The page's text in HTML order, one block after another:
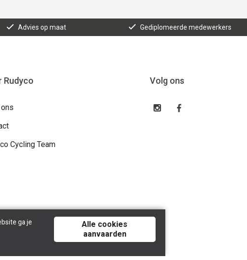
Advies op maat Gediplomeerde medewerkers
Rudyco
Cycling Team
Volg ons
ga je
Alle cookies
aanvaarden